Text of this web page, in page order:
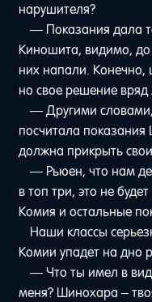
нарушителя?
— Показания дала
Киношита, видимо, до
них напали. Конечно,
но свое решение вряд
— Другими
посчитала
должна прикрыть
— Рьюен, что нам
в топ три, это не
Комия и остальные
Наши классы
Комии упадет на дно
— Что ты имел в
меня? Шинохара –